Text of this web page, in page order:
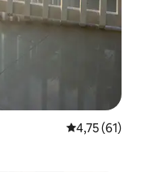
Vidutinis
4,75 (61)